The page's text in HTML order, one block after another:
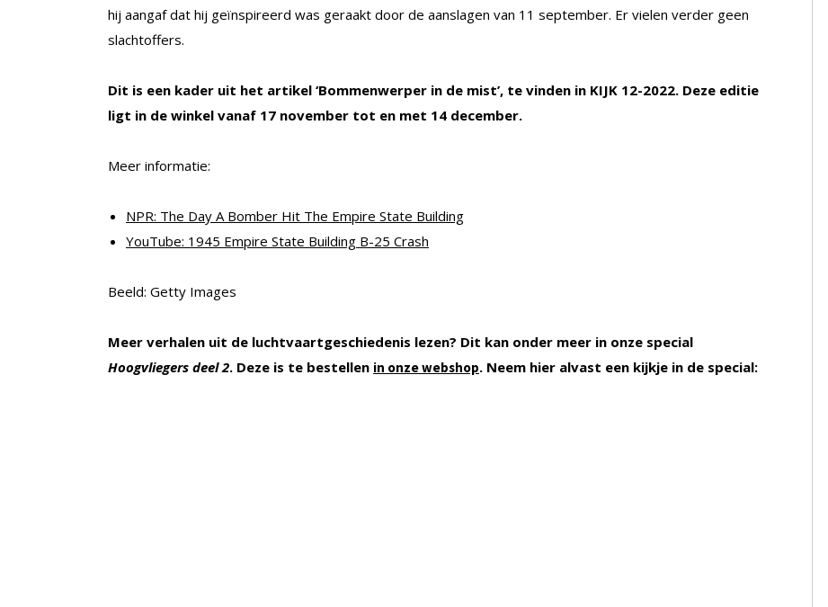
hij aangaf dat hij geïnspireerd was geraakt door de aanslagen van 11 september. Er vielen ­verder geen
slachtoffers.
Dit is een kader uit het artikel ‘Bommenwerper in de mist’, te vinden in KIJK 12-2022. Deze editie
ligt in de winkel vanaf 17 november tot en met 14 december.
Meer informatie:
NPR: The Day A Bomber Hit The Empire State Building
YouTube: 1945 Empire State Building B-25 Crash
Beeld: Getty Images
Meer verhalen uit de luchtvaartgeschiedenis lezen? Dit kan onder meer in onze special
Hoogvliegers deel 2. Deze is te bestellen in onze webshop. Neem hier alvast een kijkje in de special: